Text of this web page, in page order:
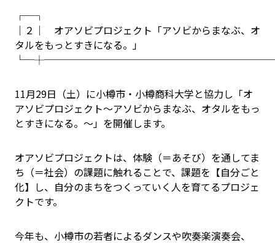
┌─┐
│２│ オアソビプロジェクト「アソビからまなぶ、オ
タルをもっとすきになる。」
11月29日（土）に小樽市・小樽商科大学と協力し「オ
アソビプロジェクト～アソビからまなぶ、オタルをもっ
とすきになる。～」を開催します。
オアソビプロジェクトは、体験（＝あそび）を通してま
ち（＝社会）の課題に触れることで、課題を【自分ごと
化】し、自分のまちをつくっていく人を育てるプロジェ
クトです。
今年も、小樽市の若者によるダンスや吹奏楽演奏会、